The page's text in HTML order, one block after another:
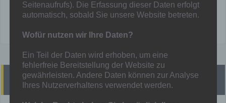
!! Heute finden KEINE Spiele statt !!
Presse
Seitenaufrufs). Die Erfassung dieser Daten erfolgt
automatisch, sobald Sie unsere Website betreten.
Wofür nutzen wir Ihre Daten?
Ein Teil der Daten wird erhoben, um eine
fehlerfreie Bereitstellung der Website zu
gewährleisten. Andere Daten können zur Analyse
Ihres Nutzerverhaltens verwendet werden.